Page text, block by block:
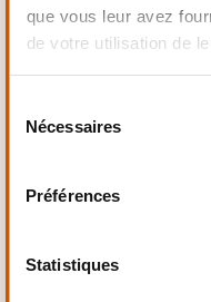
que vous leur avez
de votre utilisation de
Nécessaires
Préférences
Statistiques